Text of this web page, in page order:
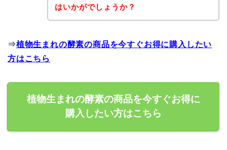
はいかがでしょうか？
⇒植物生まれの酵素の商品を今すぐお得に購入したい
方はこちら
植物生まれの酵素の商品を今すぐお得に
購入したい方はこちら